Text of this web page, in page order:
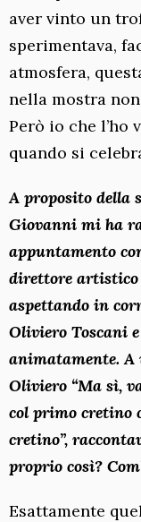
aver vinto un
sperimentava,
atmosfera,
nella mostra
Però io che l’ho
quando si
A proposito della
Giovanni mi ha
appuntamento
direttore
aspettando in
Oliviero Toscani
animatamente. A
Oliviero “Ma sì,
col primo cretino
cretino”,
proprio così?
Esattamente